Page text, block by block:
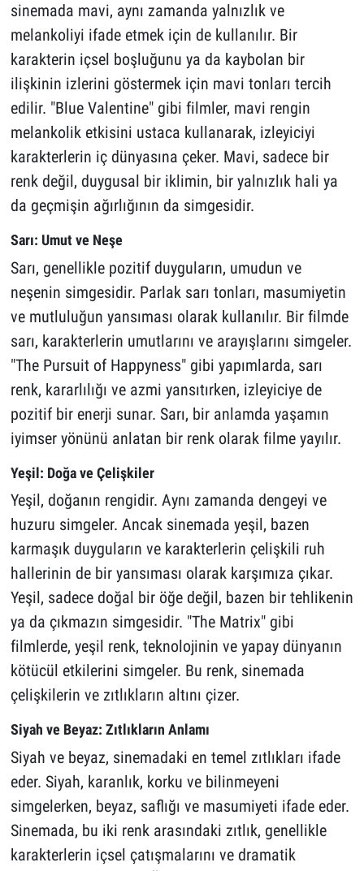
sinemada mavi, aynı zamanda yalnızlık ve
melankoliyi ifade etmek için de kullanılır. Bir
karakterin içsel boşluğunu ya da kaybolan bir
ilişkinin izlerini göstermek için mavi tonları tercih
edilir. "Blue Valentine" gibi filmler, mavi rengin
melankolik etkisini ustaca kullanarak, izleyiciyi
karakterlerin iç dünyasına çeker. Mavi, sadece bir
renk değil, duygusal bir iklimin, bir yalnızlık hali ya
da geçmişin ağırlığının da simgesidir.
Sarı: Umut ve Neşe
Sarı, genellikle pozitif duyguların, umudun ve
neşenin simgesidir. Parlak sarı tonları, masumiyetin
ve mutluluğun yansıması olarak kullanılır. Bir filmde
sarı, karakterlerin umutlarını ve arayışlarını simgeler.
"The Pursuit of Happyness" gibi yapımlarda, sarı
renk, kararlılığı ve azmi yansıtırken, izleyiciye de
pozitif bir enerji sunar. Sarı, bir anlamda yaşamın
iyimser yönünü anlatan bir renk olarak filme yayılır.
Yeşil: Doğa ve Çelişkiler
Yeşil, doğanın rengidir. Aynı zamanda dengeyi ve
huzuru simgeler. Ancak sinemada yeşil, bazen
karmaşık duyguların ve karakterlerin çelişkili ruh
hallerinin de bir yansıması olarak karşımıza çıkar.
Yeşil, sadece doğal bir öğe değil, bazen bir tehlikenin
ya da çıkmazın simgesidir. "The Matrix" gibi
filmlerde, yeşil renk, teknolojinin ve yapay dünyanın
kötücül etkilerini simgeler. Bu renk, sinemada
çelişkilerin ve zıtlıkların altını çizer.
Siyah ve Beyaz: Zıtlıkların Anlamı
Siyah ve beyaz, sinemadaki en temel zıtlıkları ifade
eder. Siyah, karanlık, korku ve bilinmeyeni
simgelerken, beyaz, saflığı ve masumiyeti ifade eder.
Sinemada, bu iki renk arasındaki zıtlık, genellikle
karakterlerin içsel çatışmalarını ve dramatik